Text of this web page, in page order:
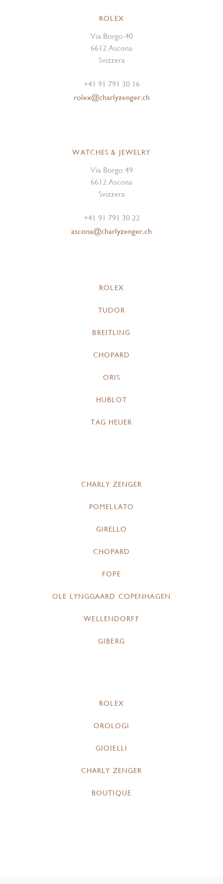
ROLEX
Via Borgo 40
6612 Ascona
Svizzera
+41 91 791 30 16
rolex@charlyzenger.ch
WATCHES & JEWELRY
Via Borgo 49
6612 Ascona
Svizzera
+41 91 791 30 22
ascona@charlyzenger.ch
ROLEX
TUDOR
BREITLING
CHOPARD
ORIS
HUBLOT
TAG HEUER
CHARLY ZENGER
POMELLATO
GIRELLO
CHOPARD
FOPE
OLE LYNGGAARD COPENHAGEN
WELLENDORFF
GIBERG
ROLEX
OROLOGI
GIOIELLI
CHARLY ZENGER
BOUTIQUE